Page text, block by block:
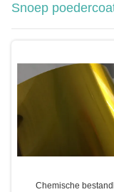
Snoep
Chemische